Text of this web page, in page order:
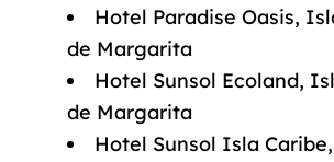
Hotel Paradise Oasis,
de Margarita
Hotel Sunsol Ecoland,
de Margarita
Hotel Sunsol Isla Caribe,